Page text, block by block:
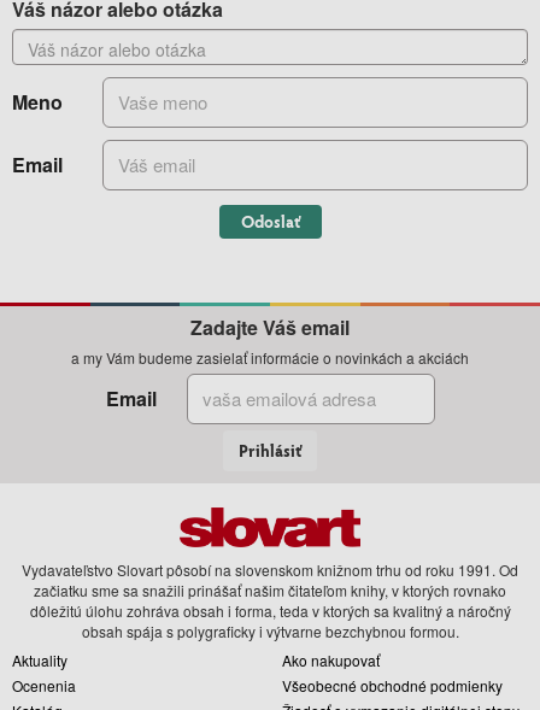
Váš názor alebo otázka
Meno
Email
Odoslať
Zadajte Váš email
a my Vám budeme zasielať informácie o novinkách a akciách
Email
Prihlásiť
Vydavateľstvo Slovart pôsobí na slovenskom knižnom trhu od roku 1991. Od
začiatku sme sa snažili prinášať našim čitateľom knihy, v ktorých rovnako
dôležitú úlohu zohráva obsah i forma, teda v ktorých sa kvalitný a náročný
obsah spája s polygraficky i výtvarne bezchybnou formou.
Aktuality
Ocenenia
Ako nakupovať
Všeobecné obchodné podmienky